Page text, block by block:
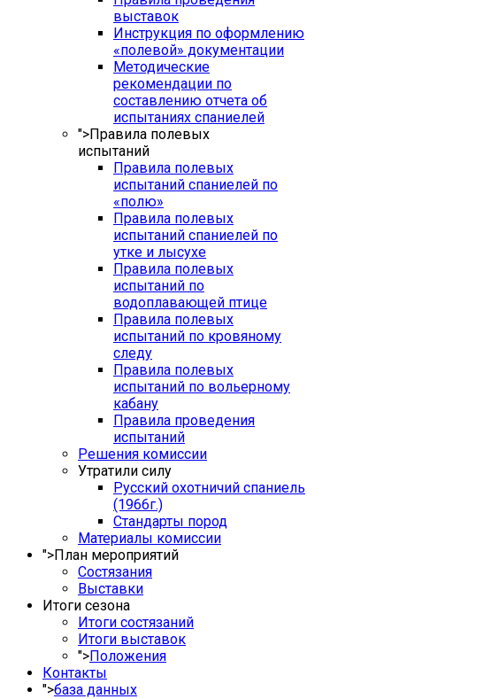
выставок
Инструкция по оформлению
«полевой» документации
Методические
рекомендации по
составлению отчета об
испытаниях спаниелей
">Правила полевых
испытаний
Правила полевых
испытаний спаниелей по
«полю»
Правила полевых
испытаний спаниелей по
утке и лысухе
Правила полевых
испытаний по
водоплавающей птице
Правила полевых
испытаний по кровяному
следу
Правила полевых
испытаний по вольерному
кабану
Правила проведения
испытаний
Решения комиссии
Утратили силу
Русский охотничий спаниель
(1966г.)
Стандарты пород
Материалы комиссии
">План мероприятий
Состязания
Выставки
Итоги сезона
Итоги состязаний
Итоги выставок
">Положения
Контакты
">база данных